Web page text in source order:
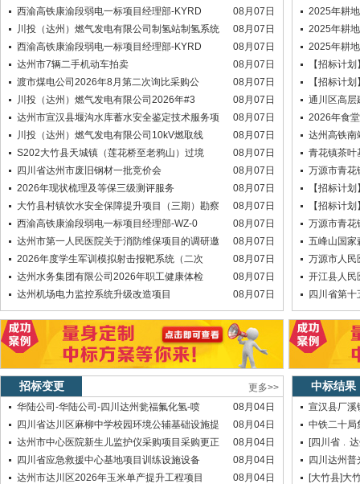
西渝高铁康渝段弱电一标项目经理部-KYRD
08月07日
川投（达州）燃气发电有限公司制氢站制氢系统
08月07日
西渝高铁康渝段弱电一标项目经理部-KYRD
08月07日
达州市7辆二手机动车拍卖
08月07日
渡市煤电公司2026年8月第二次询比采购公
08月07日
川投（达州）燃气发电有限公司2026年#3
08月07日
达州市宣汉县堰沟水库蓄水安全鉴定技术服务项
08月07日
川投（达州）燃气发电有限公司10kV燃取线
08月07日
S202大竹县天城镇（莲花桥至老鸦山）过境
08月07日
四川省达州市废旧钢材一批竞价会
08月07日
2026年现状梳理及等保三级测评服务
08月07日
大竹县村镇饮水安全保障提升项目（三期）勘察
08月07日
西渝高铁康渝段弱电一标项目经理部-WZ-0
08月07日
达州市第一人民医院关于消防维保项目的调研邀
08月07日
2026年度学生军训模拟射击报靶系统（二次
08月07日
达州水务集团有限公司2026年职工健康体检
08月07日
达州机场电力监控系统升级改造项目
08月07日
2025年耕
2025年耕
2025年耕
【招标计
【招标计
通川区高层
2026年食
达州高铁南
青花镇茶叶
万源市青花
【招标计
【招标计
万源市青花
五峰山国家
万源市人民
开江县人民
四川省第
招标变更
更多>>
华陆公司-华陆公司-四川达州瓮福氟化氢-喷
08月04日
四川省达川区麻柳中学校园环境公辅基础设施提
08月04日
达州市中心医院新生儿监护仪采购项目采购更正
08月04日
四川省应急救援中心基地项目训练设施设备
08月04日
达州市达川区2026年玉米单产提升工程项目
08月04日
中标结果
宣汉县厂溪
中铁二十局
[四川省﹒
四川达州
[大竹县]大